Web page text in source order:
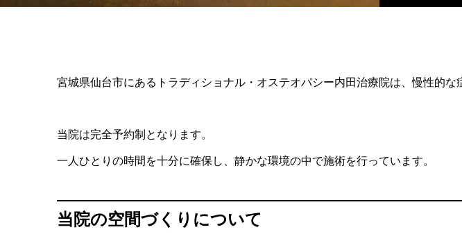
宮城県仙台市にあるトラディショナル・オステオパシー内田治療院は、慢性的
当院は完全予約制となります。
一人ひとりの時間を十分に確保し、静かな環境の中で施術を行っています。
当院の空間づくりについて